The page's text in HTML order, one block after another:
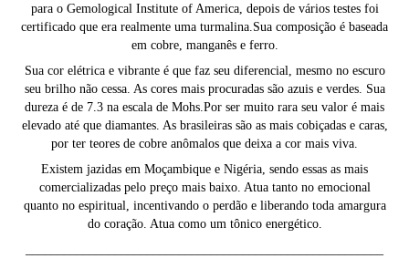
para o Gemological Institute of America, depois de vários testes foi
certificado que era realmente uma turmalina.Sua composição é baseada
em cobre, manganês e ferro.
Sua cor elétrica e vibrante é que faz seu diferencial, mesmo no escuro
seu brilho não cessa. As cores mais procuradas são azuis e verdes. Sua
dureza é de 7.3 na escala de Mohs.Por ser muito rara seu valor é mais
elevado até que diamantes. As brasileiras são as mais cobiçadas e caras,
por ter teores de cobre anômalos que deixa a cor mais viva.
Existem jazidas em Moçambique e Nigéria, sendo essas as mais
comercializadas pelo preço mais baixo. Atua tanto no emocional
quanto no espiritual, incentivando o perdão e liberando toda amargura
do coração. Atua como um tônico energético.